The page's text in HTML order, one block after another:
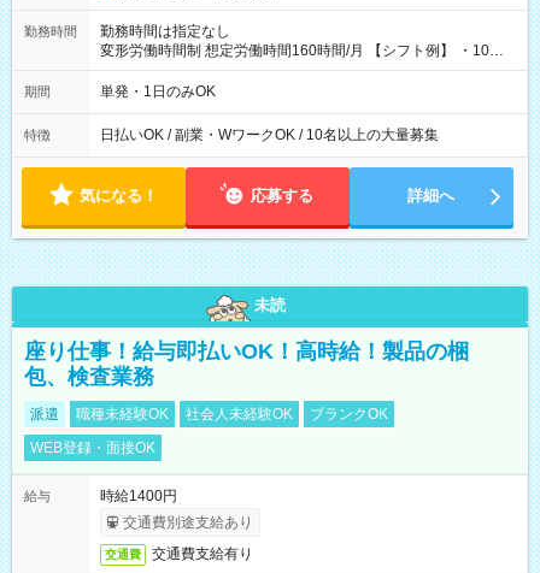
勤務時間
勤務時間は指定なし
変形労働時間制 想定労働時間160時間/月 【シフト例】 ・10：
00～20：00
期間 単発・1日のみOK
特徴 日払いOK / 副業・WワークOK / 10名以上の大量募集
気になる！ 応募する 詳細へ
未読
座り仕事！給与即払いOK！高時給！製品の梱
包、検査業務
派遣 職種未経験OK 社会人未経験OK
ブランクOK
WEB登録・面接OK
給与
時給1400円
交通費別途支給あり
交通費 交通費支給有り